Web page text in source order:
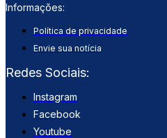
Informações:
Política de privacidade
Envie sua notícia
Redes Sociais:
Instagram
Facebook
Youtube